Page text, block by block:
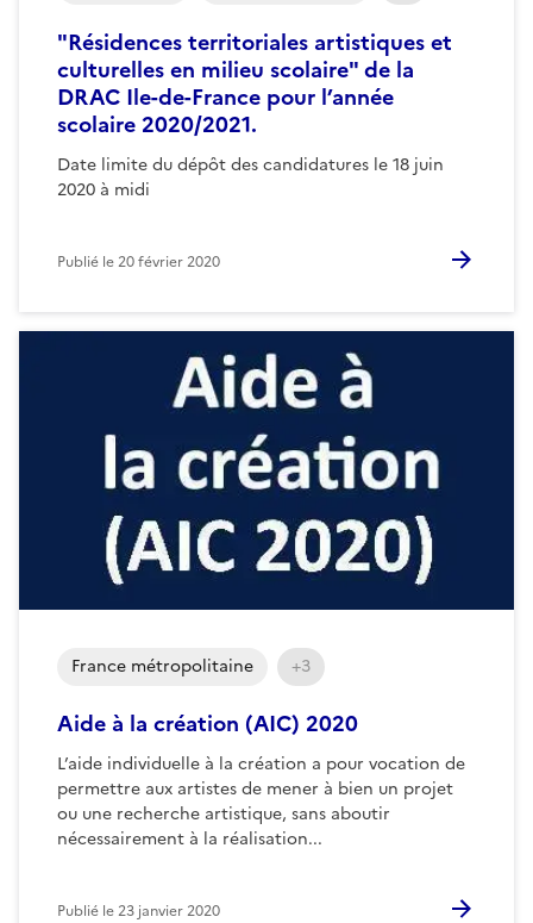
"Résidences territoriales artistiques et
culturelles en milieu scolaire" de la
DRAC Ile-de-France pour l’année
scolaire 2020/2021.
Date limite du dépôt des candidatures le 18 juin
2020 à midi
Publié le20 février 2020
Aide à la création (AIC) 2020
L’aide individuelle à la création a pour vocation de
permettre aux artistes de mener à bien un projet
ou une recherche artistique, sans aboutir
nécessairement à la réalisation...
France métropolitaine +3
Publié le23 janvier 2020